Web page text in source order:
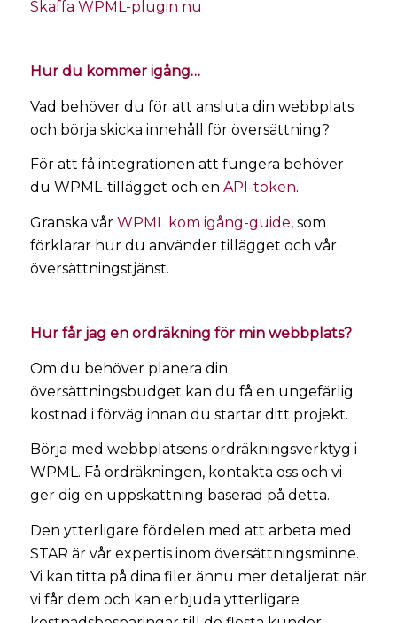
Skaffa WPML-plugin nu
Hur du kommer igång…
Vad behöver du för att ansluta din webbplats
och börja skicka innehåll för översättning?
För att få integrationen att fungera behöver
du WPML-tillägget och en API-token.
Granska vår WPML kom igång-guide, som
förklarar hur du använder tillägget och vår
översättningstjänst.
Hur får jag en ordräkning för min webbplats?
Om du behöver planera din
översättningsbudget kan du få en ungefärlig
kostnad i förväg innan du startar ditt projekt.
Börja med webbplatsens ordräkningsverktyg i
WPML. Få ordräkningen, kontakta oss och vi
ger dig en uppskattning baserad på detta.
Den ytterligare fördelen med att arbeta med
STAR är vår expertis inom översättningsminne.
Vi kan titta på dina filer ännu mer detaljerat när
vi får dem och kan erbjuda ytterligare